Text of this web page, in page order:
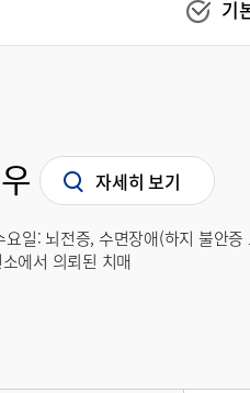
기
자세히 보기
요일: 뇌전증, 수면장애(하지 불안
에서 의뢰된 치매